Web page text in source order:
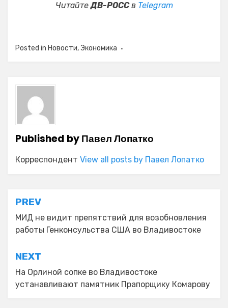
ЧитайтеДВ-РОССв Telegram
Posted in Новости,Экономика
Published byПавел Лопатко
Корреспондент View all posts by Павел Лопатко
Навигация
по
записям
PREV
МИД не видит препятствий для возобновления
работы Генконсульства США во Владивостоке
NEXT
На Орлиной сопке во Владивостоке
устанавливают памятник Прапорщику Комарову